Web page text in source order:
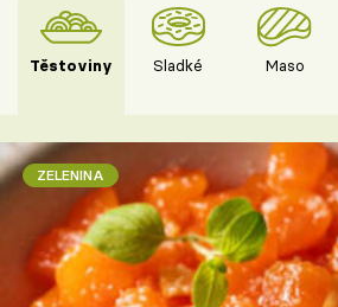
Těstoviny Sladké Maso
ZELENINA